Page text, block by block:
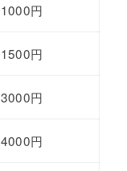
1000円
1500円
3000円
4000円